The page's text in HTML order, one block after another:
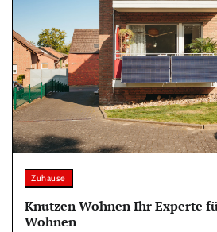
Zuhause
Knutzen Wohnen Ihr Experte
Wohnen